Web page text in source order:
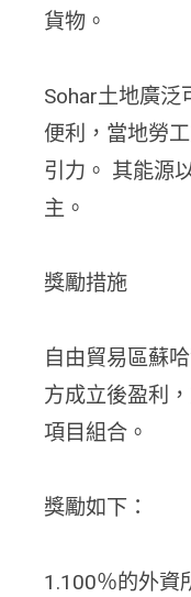
貨物。
Sohar土地廣泛
便利，當地勞
引力。 其能源
主。
獎勵措施
自由貿易區蘇
方成立後盈利
項目組合。
獎勵如下：
1.100％的外資